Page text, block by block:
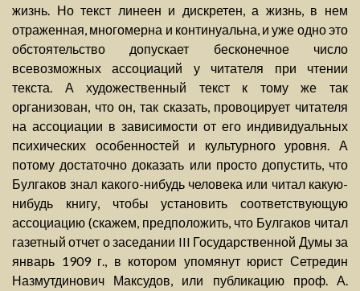
жизнь. Но текст линеен и дискретен, а жизнь, в нем
отраженная, многомерна и континуальна, и уже одно это
обстоятельство допускает бесконечное число
всевозможных ассоциаций у читателя при чтении
текста. А художественный текст к тому же так
организован, что он, так сказать, провоцирует читателя
на ассоциации в зависимости от его индивидуальных
психических особенностей и культурного уровня. А
потому достаточно доказать или просто допустить, что
Булгаков знал какого-нибудь человека или читал какую-
нибудь книгу, чтобы установить соответствующую
ассоциацию (скажем, предположить, что Булгаков читал
газетный отчет о заседании III Государственной Думы за
январь 1909 г., в котором упомянут юрист Сетредин
Назмутдинович Максудов, или публикацию проф. А.